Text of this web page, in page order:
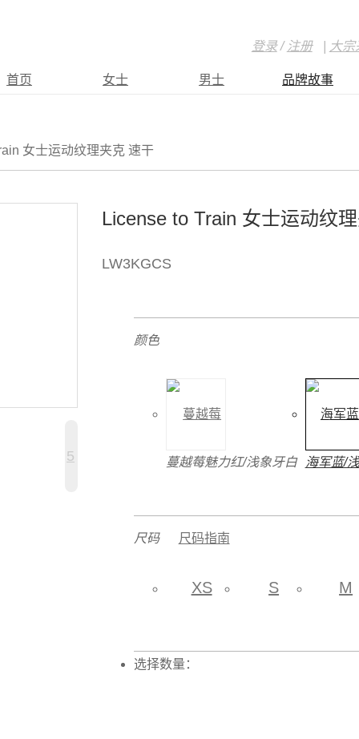
登录/ 注册 大
首页 女士 男士 品牌故事
女士运动纹理夹克 速干
5
License to Train 女士运动纹
LW3KGCS
颜色
蔓越莓魅力红/浅象牙白 海军蓝/
尺码 尺码指南
XS S M
选择数量：